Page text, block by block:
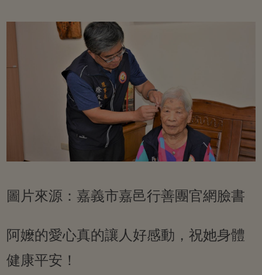
圖片來源：嘉義市嘉邑行善團官網臉書
阿嬤的愛心真的讓人好感動，祝她身體
健康平安！